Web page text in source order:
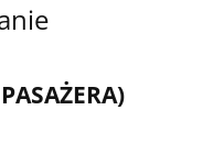
PASAŻERA)